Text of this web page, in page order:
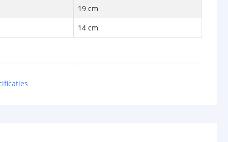
19 cm
14 cm